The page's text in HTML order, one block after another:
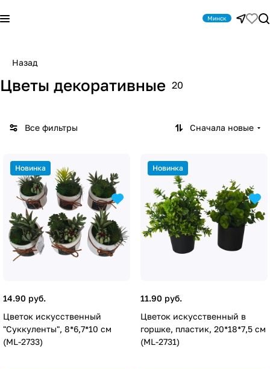
Минск
Назад
Цветы декоративные 20
Все фильтры Сначала новые
Новинка
14.90 руб.
Цветок искусственный
"Суккуленты", 8*6,7*10 см
(ML-2733)
Новинка
11.90 руб.
Цветок искусственный в
горшке, пластик, 20*18*7,5 см
(ML-2731)